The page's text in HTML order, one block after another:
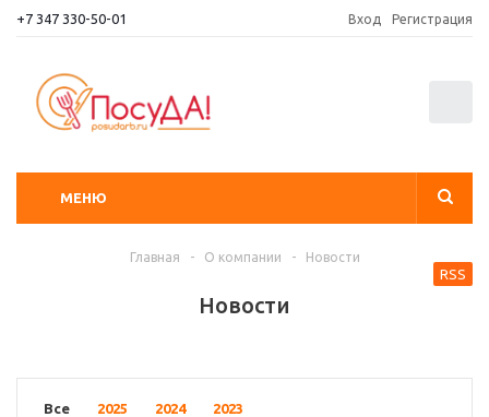
+7 347 330-50-01 Вход Регистрация
МЕНЮ
Главная - О компании - Новости
Новости
RSS
Все 2025 2024 2023